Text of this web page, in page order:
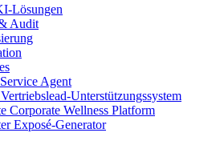
Lösungen
Audit
Agent
Unterstützungssystem
Corporate Wellness Platform
Exposé-Generator